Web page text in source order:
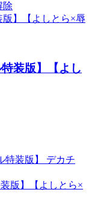
除
装版】【よし
特装版】 デカチ